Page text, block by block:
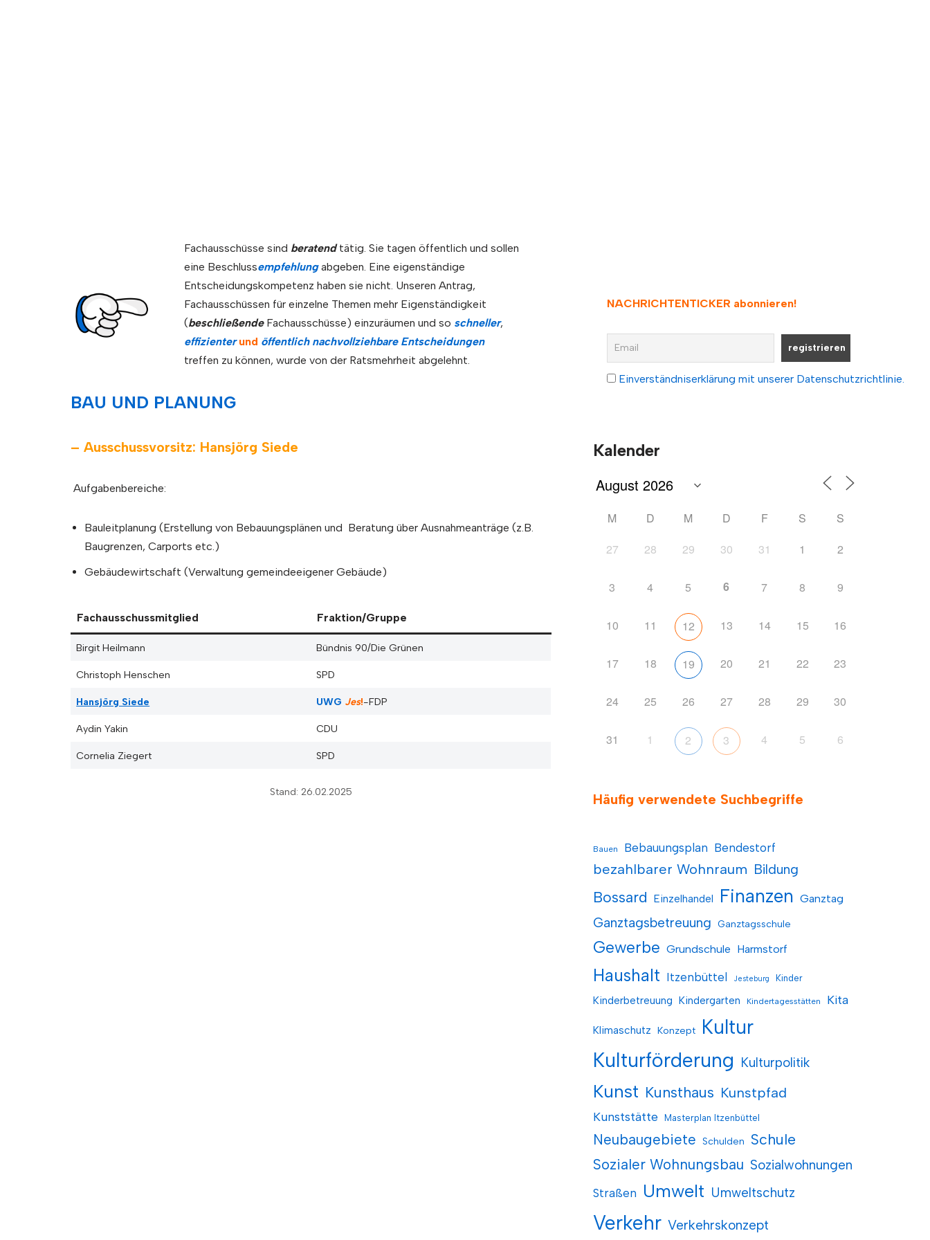
Fachausschüsse sind beratendtätig. Sie tagen öffentlich und sollen
eine Beschlussempfehlungabgeben. Eine eigenständige
Entscheidungskompetenz haben sie nicht. Unseren Antrag,
Fachausschüssen für einzelne Themen mehr Eigenständigkeit
(beschließendeFachausschüsse) einzuräumen und so schneller,
effizienter und öffentlich nachvollziehbare Entscheidungen
treffen zu können, wurde von der Ratsmehrheit abgelehnt.
BAU UND PLANUNG
– Ausschussvorsitz: Hansjörg Siede
Aufgabenbereiche:
Bauleitplanung (Erstellung von Bebauungsplänen und Beratung über Ausnahmeanträge (z.B.
Baugrenzen, Carports etc.)
Gebäudewirtschaft (Verwaltung gemeindeeigener Gebäude)
Fachausschussmitglied Fraktion/Gruppe
Birgit Heilmann Bündnis 90/Die Grünen
Christoph Henschen SPD
Hansjörg Siede UWG Jes!-FDP
Aydin Yakin CDU
Cornelia Ziegert SPD
Stand: 26.02.2025
NACHRICHTENTICKER abonnieren!
Einverständniserklärung mit unserer Datenschutzrichtlinie.
Kalender
M D M D F S
S
27
28 29 30 31 1 2
3 4 5 6 7 8 9
10 11 12 13 14 15 16
17 18 19 20 21 22 23
24 25 26 27 28 29 30
31 1 2 3 4 5 6
Häufig verwendete Suchbegriffe
Bauen Bebauungsplan Bendestorf
bezahlbarer Wohnraum Bildung
Bossard Einzelhandel Finanzen Ganztag
Ganztagsbetreuung Ganztagsschule
Gewerbe Grundschule Harmstorf
Haushalt Itzenbüttel Jesteburg Kinder
Kinderbetreuung Kindergarten Kindertagesstätten Kita
Klimaschutz Konzept
Kultur
Kulturförderung Kulturpolitik
Kunst Kunsthaus Kunstpfad
Kunststätte Masterplan Itzenbüttel
Neubaugebiete Schulden
Schule
Sozialer Wohnungsbau Sozialwohnungen
Straßen Umwelt Umweltschutz
Verkehr Verkehrskonzept